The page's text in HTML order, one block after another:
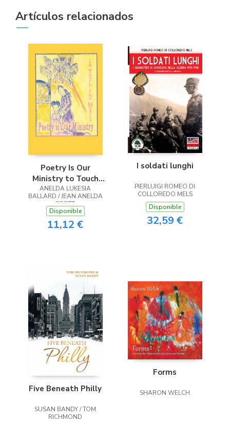
Artículos relacionados
Poetry Is Our
Ministry to Touch
the Heart
ANELDA LUKESIA
BALLARD / JEAN ANELDA
SCOTT
Disponible
11,12 €
I soldati lunghi
PIERLUIGI ROMEO DI
COLLOREDO MELS
Disponible
32,59 €
Five Beneath Philly
SUSAN BANDY / TOM
RICHMOND
Forms
SHARON WELCH